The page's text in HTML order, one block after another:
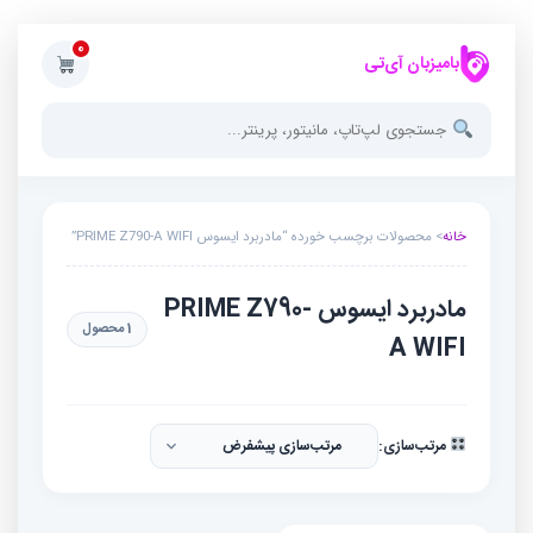
بامیزبان آی‌تی
0
خانه> محصولات برچسب خورده “مادربرد ایسوس PRIME Z790-A WIFI”
مادربرد ایسوس PRIME Z790-
A WIFI
1 محصول
مرتب‌سازی: